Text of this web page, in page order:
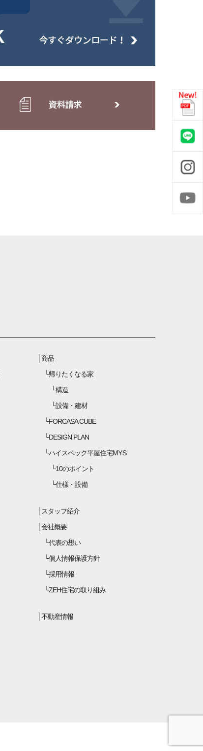
商品
帰りたくなる家
構造
設備・建材
FORCASA CUBE
DESIGN PLAN
ハイスペック平屋住宅MYS
10のポイント
仕様・設備
スタッフ紹介
会社概要
代表の想い
個人情報保護方針
採用情報
ZEH住宅の取り組み
不動産情報